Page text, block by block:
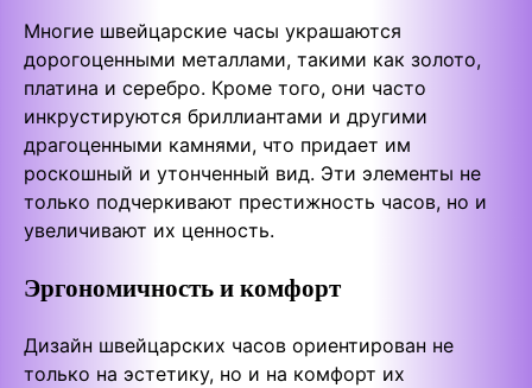
Многие швейцарские часы украшаются
дорогоценными металлами, такими как золото,
платина и серебро. Кроме того, они часто
инкрустируются бриллиантами и другими
драгоценными камнями, что придает им
роскошный и утонченный вид. Эти элементы не
только подчеркивают престижность часов, но и
увеличивают их ценность.
Эргономичность и комфорт
Дизайн швейцарских часов ориентирован не
только на эстетику, но и на комфорт их